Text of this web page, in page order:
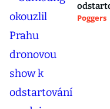
Poggers